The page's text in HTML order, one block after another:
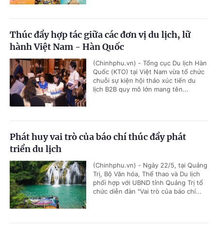
Thúc đẩy hợp tác giữa các đơn vị du lịch, lữ
hành Việt Nam - Hàn Quốc
(Chinhphu.vn) - Tổng cục Du lịch Hàn
Quốc (KTO) tại Việt Nam vừa tổ chức
chuỗi sự kiện hội thảo xúc tiến du
lịch B2B quy mô lớn mang tên...
Phát huy vai trò của báo chí thúc đẩy phát
triển du lịch
(Chinhphu.vn) - Ngày 22/5, tại Quảng
Trị, Bộ Văn hóa, Thể thao và Du lịch
phối hợp với UBND tỉnh Quảng Trị tổ
chức diễn đàn "Vai trò của báo chí...